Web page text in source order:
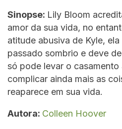
Sinopse: Lily Bloom
amor da sua vida, no
atitude abusiva de Kyle,
passado sombrio e deve
só pode levar o casamento
complicar ainda mais as
reaparece em sua vida.
Autora: Colleen Hoover